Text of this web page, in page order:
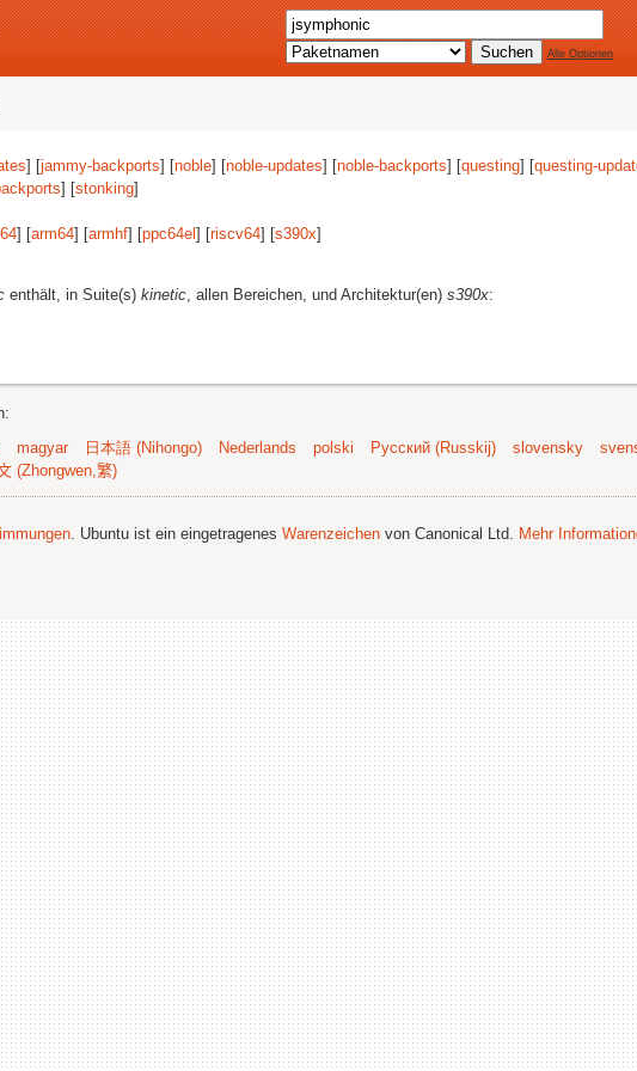
Alle Optionen
] [jammy-backports] [noble] [noble-updates] [noble-backports] [questing] [questing-
] [stonking]
] [arm64] [armhf] [ppc64el ] [riscv64] [s390x]
enthält, in Suite(s) kinetic, allen Bereichen, und Architektur(en) s390x:
magyar 日本語 (Nihongo) Nederlands polski Русский (Russkij) slovensky
(Zhongwen,繁)
. Ubuntu ist ein eingetragenes Warenzeichen von Canonical Ltd. Mehr